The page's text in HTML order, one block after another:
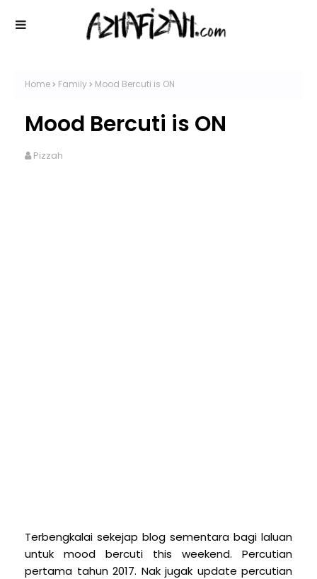
Home Family Mood Bercuti is ON
Mood Bercuti is ON
Pizzah
Terbengkalai sekejap blog sementara bagi laluan
untuk mood bercuti this weekend. Percutian
pertama tahun 2017. Nak jugak update percutian